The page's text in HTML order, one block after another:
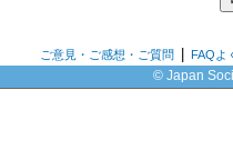
ご意見・ご感想・ご質問 FAQよ
© Japan